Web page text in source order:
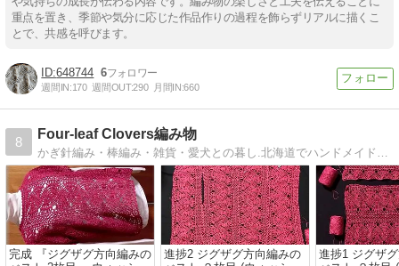
重点を置き、季節や気分に応じた作品作りの過程を飾らずリアルに描くこ
とで、共感を呼びます。
648744 6
週間IN:170 週間OUT:290 月間IN:660
8
Four-leaf Clovers編み物
かぎ針編み・棒編み・雑貨・愛犬との暮し.北海道でハンドメイドを楽しみながら、元気を取り戻すリハビリ中です。
完成 『ジグザグ方向編みの
進捗2 ジグザグ方向編みの
進捗1 ジグザ